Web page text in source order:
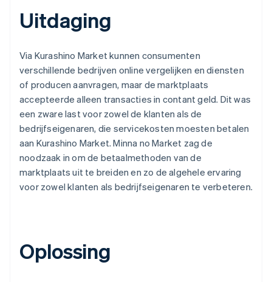
Uitdaging
Via Kurashino Market kunnen consumenten
verschillende bedrijven online vergelijken en diensten
of producen aanvragen, maar de marktplaats
accepteerde alleen transacties in contant geld. Dit was
een zware last voor zowel de klanten als de
bedrijfseigenaren, die servicekosten moesten betalen
aan Kurashino Market. Minna no Market zag de
noodzaak in om de betaalmethoden van de
marktplaats uit te breiden en zo de algehele ervaring
voor zowel klanten als bedrijfseigenaren te verbeteren.
Oplossing